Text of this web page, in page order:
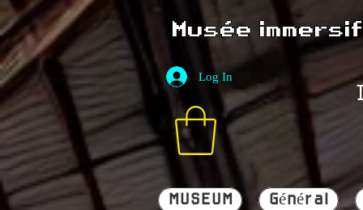
Musée
Log In
MUSEUM Général